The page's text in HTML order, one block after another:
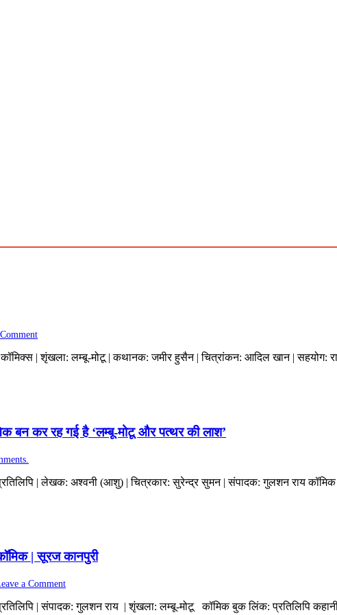
कॉमिक्स | शृंखला: लम्बू-मोटू | कथानक: जमीर हुसैन | चित्रांकन: आदिल खान | सहयोग:
कर रह गई है ‘लम्बू-मोटू और पत्थर की लाश’
| लेखक: अश्वनी (आशु) | चित्रकार: सुरेन्द्र सुमन | संपादक: गुलशन राय
| सूरज कानपुरी
a Comment
| संपादक: गुलशन राय | शृंखला: लम्बू-मोटू कॉमिक बुक लिंक: प्रतिलिपि